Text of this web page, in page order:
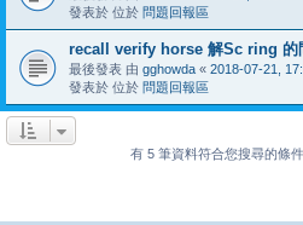
發表於 位於 問題回報區
recall verify horse 解Sc ring 的
最後發表 由 gghowda « 2018-07-21,
發表於 位於 問題回報區
有 5 筆資料符合您搜尋的條